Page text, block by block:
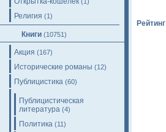
Религия (1)
Книги (10751)
Акция (167)
Исторические романы (12)
Публицистика (60)
Публицистическая
литература (4)
Политика (11)
Рейтинг